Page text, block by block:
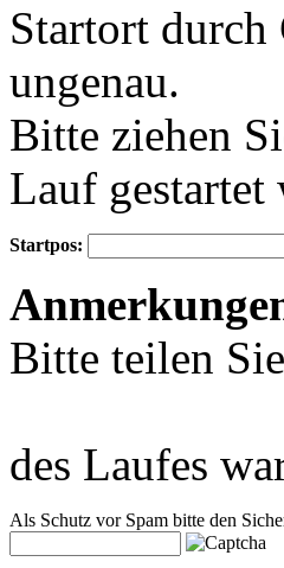
Startort
ungenau.
Bitte ziehen
Lauf gestartet
−
Startpos:
Bitte teilen
des Laufes
Als Schutz vor Spam bitte den